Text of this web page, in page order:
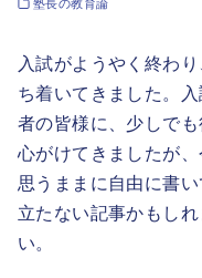
入試がようやく終わ
ち着いてきました。
者の皆様に、少しで
心がけてきましたが
思うままに自由に書
立たない記事かもし
い。